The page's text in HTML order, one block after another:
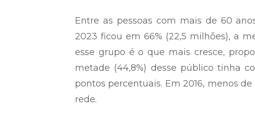
Entre as pessoas com mais de 60
2023 ficou em 66% (22,5 milhões), a
esse grupo é o que mais cresce,
metade (44,8%) desse público tinha
pontos percentuais. Em 2016, menos
rede.